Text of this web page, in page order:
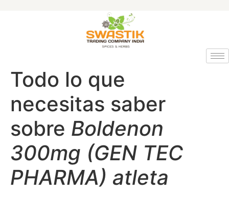
Todo lo que
necesitas saber
sobre Boldenon
300mg (GEN TEC
PHARMA) atleta